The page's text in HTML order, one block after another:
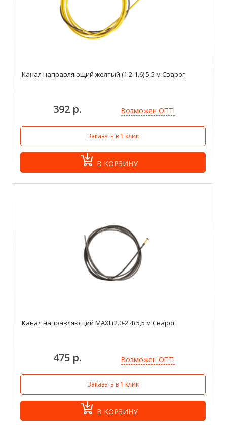
Канал направляющий желтый (1.2-1.6) 5,5 м Сварог
392 р. Возможен ОПТ!
Заказать в 1 клик
В КОРЗИНУ
Канал направляющий MAXI (2.0-2.4) 5,5 м Сварог
475 р. Возможен ОПТ!
Заказать в 1 клик
В КОРЗИНУ